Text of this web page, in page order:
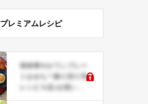
プレミアムレシピ
簡単華やかワンプレー
トおせち＊飾り切り等
レシピ４品♪お祝い事